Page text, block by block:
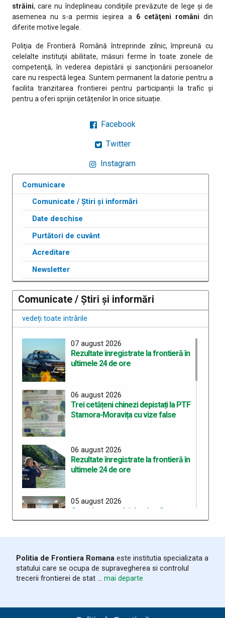
străini, care nu îndeplineau condiţiile prevăzute de lege şi de
asemenea nu s-a permis ieşirea a 6 cetăţeni români din
diferite motive legale.
Poliţia de Frontieră Română întreprinde zilnic, împreună cu
celelalte instituţii abilitate, măsuri ferme în toate zonele de
competenţă, în vederea depistării şi sancţionării persoanelor
care nu respectă legea. Suntem permanent la datorie pentru a
facilita tranzitarea frontierei pentru participanții la trafic și
pentru a oferi sprijin cetățenilor în orice situație.
Facebook
Twitter
Instagram
Comunicare
Comunicate / Știri și informări
Date deschise
Purtători de cuvânt
Acreditare
Newsletter
Comunicate / Știri și informări
vedeți toate intrările
07 august 2026
Rezultate înregistrate la frontieră în
ultimele 24 de ore
06 august 2026
Trei cetățeni chinezi depistați la PTF
Stamora-Moravița cu vize false
06 august 2026
Rezultate înregistrate la frontieră în
ultimele 24 de ore
05 august 2026
Organizarea celui de-al treilea
Workshop pentru elaborarea unei
05 august 2026
Rezultate înregistrate la frontieră în
Politia de Frontiera Romana este institutia specializata a
statului care se ocupa de supravegherea si controlul
trecerii frontierei de stat ... mai departe